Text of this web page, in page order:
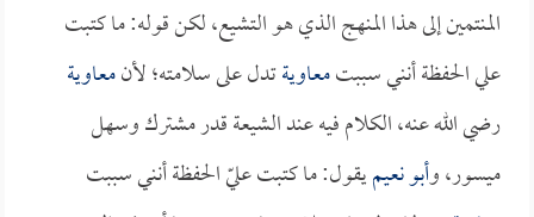
المنتمين إلى هذا المنهج الذي هو التشيع، لكن قوله: ما كتبت
علي الحفظة أنني سببتمعاويةتدل على سلامته؛ لأنمعاوية
رضي الله عنه، الكلام فيه عند الشيعة قدر مشترك وسهل
ميسور، وأبو نعيميقول: ما كتبت عليّ الحفظة أنني سببت